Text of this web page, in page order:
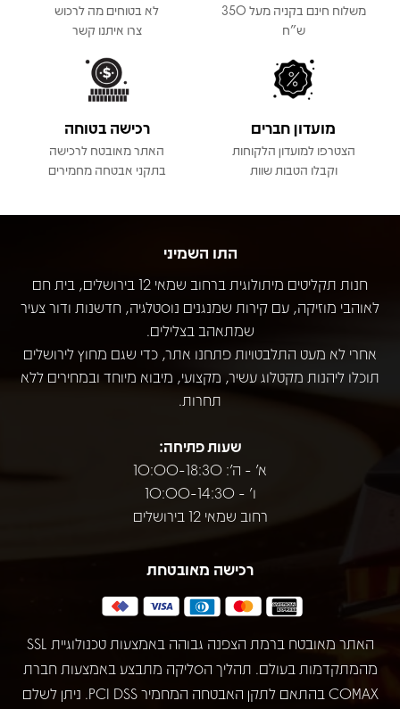
משלוח חינם בקניה מעל 350
ש"ח
לא בטוחים מה לרכוש
צרו איתנו קשר
מועדון חברים
הצטרפו למועדון הלקוחות
וקבלו הטבות שוות
רכישה בטוחה
האתר מאובטח לרכישה
בתקני אבטחה מחמירים
התו השמיני
חנות תקליטים מיתולוגית ברחוב שמאי 12 בירושלים, בית חם
לאוהבי מוזיקה, עם קירות שמנגנים נוסטלגיה, חדשנות ודור צעיר
שמתאהב בצלילים.
אחרי לא מעט התלבטויות פתחנו אתר, כדי שגם מחוץ לירושלים
תוכלו ליהנות מקטלוג עשיר, מקצועי, מיבוא מיוחד ובמחירים ללא
תחרות.
שעות פתיחה:
א' - ה': 10:00-18:30
ו' - 10:00-14:30
רחוב שמאי 12 בירושלים
רכישה מאובטחת
האתר מאובטח ברמת הצפנה גבוהה באמצעות טכנולוגיית SSL
מהמתקדמות בעולם. תהליך הסליקה מתבצע באמצעות חברת
COMAX בהתאם לתקן האבטחה המחמיר PCI DSS. ניתן לשלם